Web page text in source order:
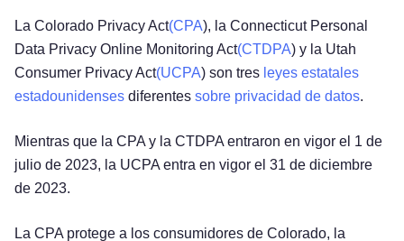
La Colorado Privacy Act(CPA), la Connecticut Personal
Data Privacy Online Monitoring Act(CTDPA) y la Utah
Consumer Privacy Act(UCPA) son tres leyes estatales
estadounidenses diferentes sobre privacidad de datos.
Mientras que la CPA y la CTDPA entraron en vigor el 1 de
julio de 2023, la UCPA entra en vigor el 31 de diciembre
de 2023.
La CPA protege a los consumidores de Colorado, la